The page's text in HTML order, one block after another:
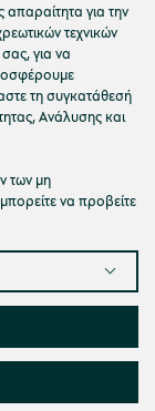
Cookies
απαραίτητα για την
τεχνικών
για να
τη συγκατάθεσή
Ανάλυσης και
των μη
να προβείτε